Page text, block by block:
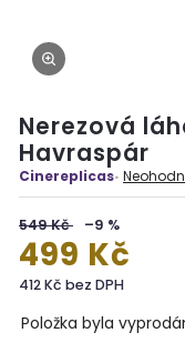
Nerezová
Havraspár
Cinereplicas
549 Kč –9 %
499 Kč
412 Kč bez DPH
Položka byla